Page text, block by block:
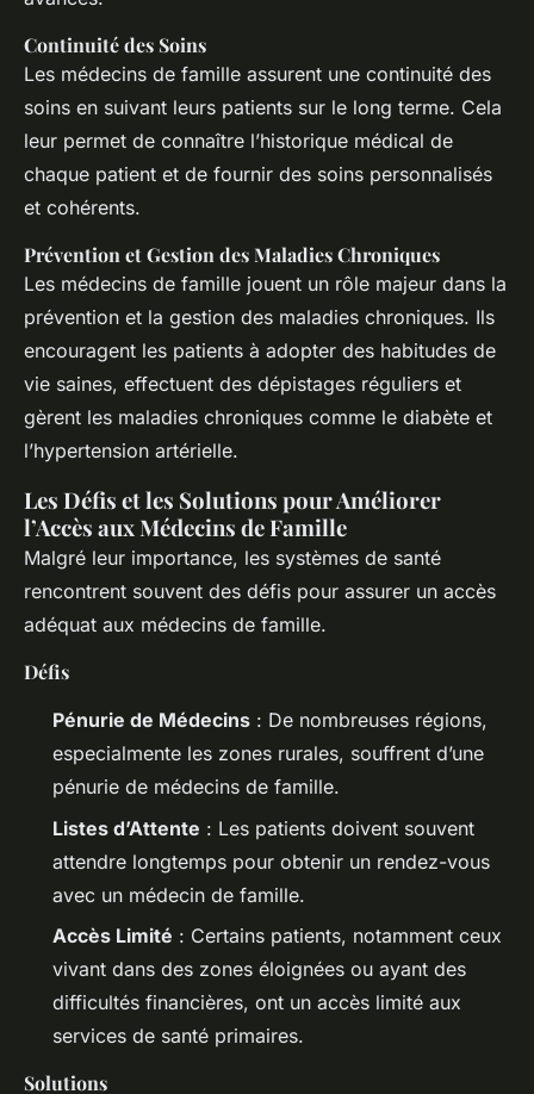
Continuité des Soins
Les médecins de famille assurent une continuité des
soins en suivant leurs patients sur le long terme. Cela
leur permet de connaître l’historique médical de
chaque patient et de fournir des soins personnalisés
et cohérents.
Prévention et Gestion des Maladies Chroniques
Les médecins de famille jouent un rôle majeur dans la
prévention et la gestion des maladies chroniques. Ils
encouragent les patients à adopter des habitudes de
vie saines, effectuent des dépistages réguliers et
gèrent les maladies chroniques comme le diabète et
l’hypertension artérielle.
Les Défis et les Solutions pour Améliorer
l’Accès aux Médecins de Famille
Malgré leur importance, les systèmes de santé
rencontrent souvent des défis pour assurer un accès
adéquat aux médecins de famille.
Défis
Pénurie de Médecins : De nombreuses régions,
especialmente les zones rurales, souffrent d’une
pénurie de médecins de famille.
Listes d’Attente : Les patients doivent souvent
attendre longtemps pour obtenir un rendez-vous
avec un médecin de famille.
Accès Limité : Certains patients, notamment ceux
vivant dans des zones éloignées ou ayant des
difficultés financières, ont un accès limité aux
services de santé primaires.
Solutions